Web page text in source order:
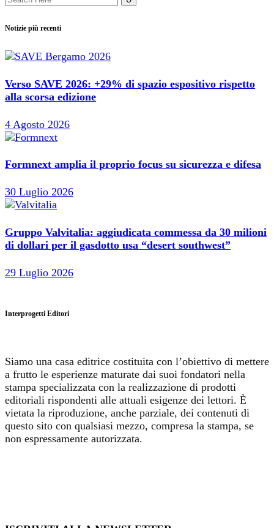
Notizie più recenti
Verso SAVE 2026: +29% di spazio espositivo rispetto
alla scorsa edizione
4 Agosto 2026
Formnext amplia il proprio focus su sicurezza e difesa
30 Luglio 2026
Gruppo Valvitalia: aggiudicata commessa da 30 milioni
di dollari per il gasdotto usa “desert southwest”
29 Luglio 2026
Interprogetti Editori
Siamo una casa editrice costituita con l’obiettivo di mettere
a frutto le esperienze maturate dai suoi fondatori nella
stampa specializzata con la realizzazione di prodotti
editoriali rispondenti alle attuali esigenze dei lettori. È
vietata la riproduzione, anche parziale, dei contenuti di
questo sito con qualsiasi mezzo, compresa la stampa, se
non espressamente autorizzata.